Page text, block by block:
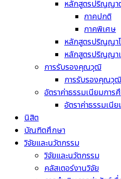
หลักสูตรปริญญา
ภาคปกติ
ภาคพิเศษ
หลักสูตรปริญญา
หลักสูตรปริญญา
การรับรองคุณวุฒิ
การรับรองคุณวุฒิ
อัตราค่าธรรมเนียมการ
อัตราค่าธรรมเนี
นิสิต
บัณฑิตศึกษา
วิจัยและนวัตกรรม
วิจัยและนวัตกรรม
คลัสเตอร์งานวิจัย